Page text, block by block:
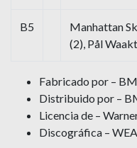
B5
Manhattan
(2), Pål
Fabricado por –
Distribuido por –
Licencia de –
Discográfica –